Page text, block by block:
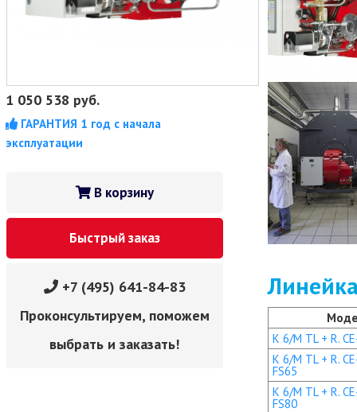
1 050 538 руб.
ГАРАНТИЯ 1 год с начала
эксплуатации
В корзину
Быстрый заказ
+7 (495) 641-84-83
Проконсультируем, поможем
выбрать и заказать!
K 6/M TL + R.
K 6/M TL + R.
FS65
K 6/M TL + R.
FS80